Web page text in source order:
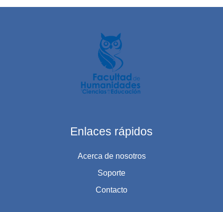
Enlaces rápidos
Acerca de nosotros
Soporte
Contacto